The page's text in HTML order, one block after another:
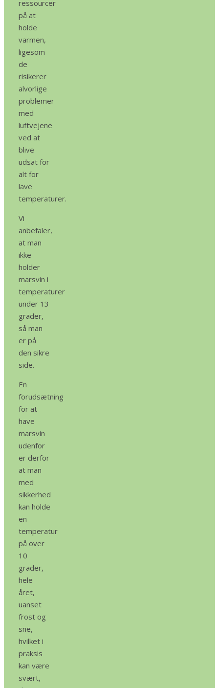
ressourcer
på at
holde
varmen,
ligesom
de
risikerer
alvorlige
problemer
med
luftvejene
ved at
blive
udsat for
alt for
lave
temperaturer.
Vi
anbefaler,
at man
ikke
holder
marsvin i
temperaturer
under 13
grader,
så man
er på
den sikre
side.
En
forudsætning
for at
have
marsvin
udenfor
er derfor
at man
med
sikkerhed
kan holde
en
temperatur
på over
10
grader,
hele
året,
uanset
frost og
sne,
hvilket i
praksis
kan være
svært,